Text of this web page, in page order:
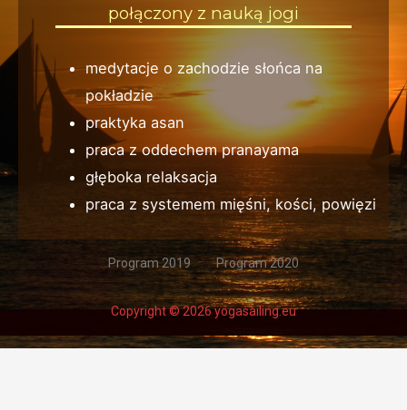
połączony z nauką jogi
medytacje o zachodzie słońca na
pokładzie
praktyka asan
praca z oddechem pranayama
głęboka relaksacja
praca z systemem mięśni, kości, powięzi
Copyright © 2026 yogasailing.eu
Program 2019 Program 2020